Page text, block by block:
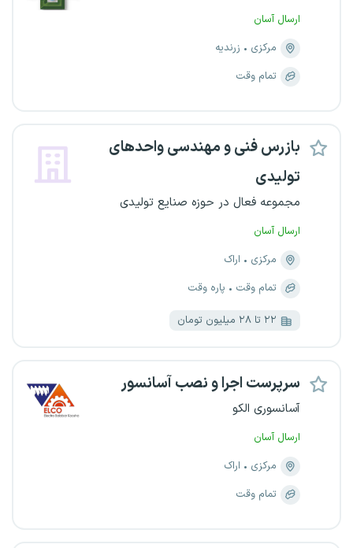
ارسال آسان
مرکزی
زرندیه
تمام وقت
بازرس فنی و مهندسی واحدهای
تولیدی
مجموعه فعال در حوزه صنایع تولیدی
ارسال آسان
مرکزی
اراک
تمام وقت
پاره وقت
۲۲ تا ۲۸ میلیون تومان
سرپرست اجرا و نصب آسانسور
آسانسوری الکو
ارسال آسان
مرکزی
اراک
تمام وقت